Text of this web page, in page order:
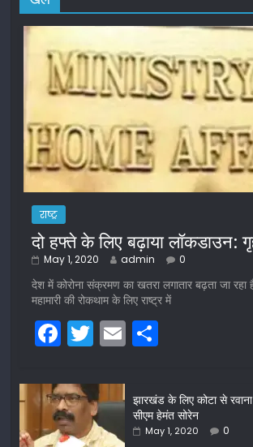
राष्ट्र
दो हफ्ते के लिए बढ़ाया लॉकडाउन:
May 1, 2020 admin 0
देश में कोरोना संक्रमण का खतरा लगातार बढ़ता जा रहा
महामारी की रोकथाम के लिए राष्ट्र में
F
a
c
e
b
T
w
itt
er
E
m
ar
e
झारखंड के लिए कोटा से रवाना
सीएम हेमंत सोरेन
May 1, 2020 0